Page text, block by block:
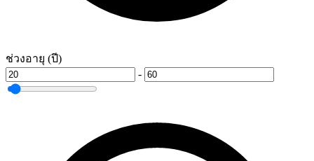
ช่วงอายุ (ปี)
-